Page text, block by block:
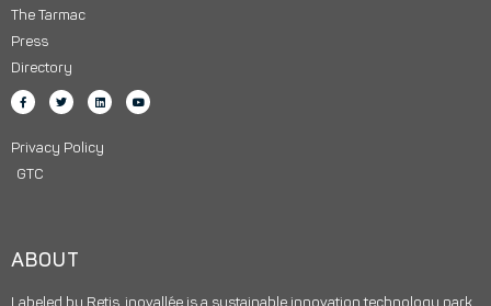
The Tarmac
Press
Directory
Privacy Policy
GTC
ABOUT
Labeled by Retis, inovallée is a sustainable innovation technology park